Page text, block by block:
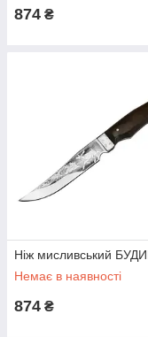
874 ₴
Ніж мисливський
Немає в наявності
874 ₴